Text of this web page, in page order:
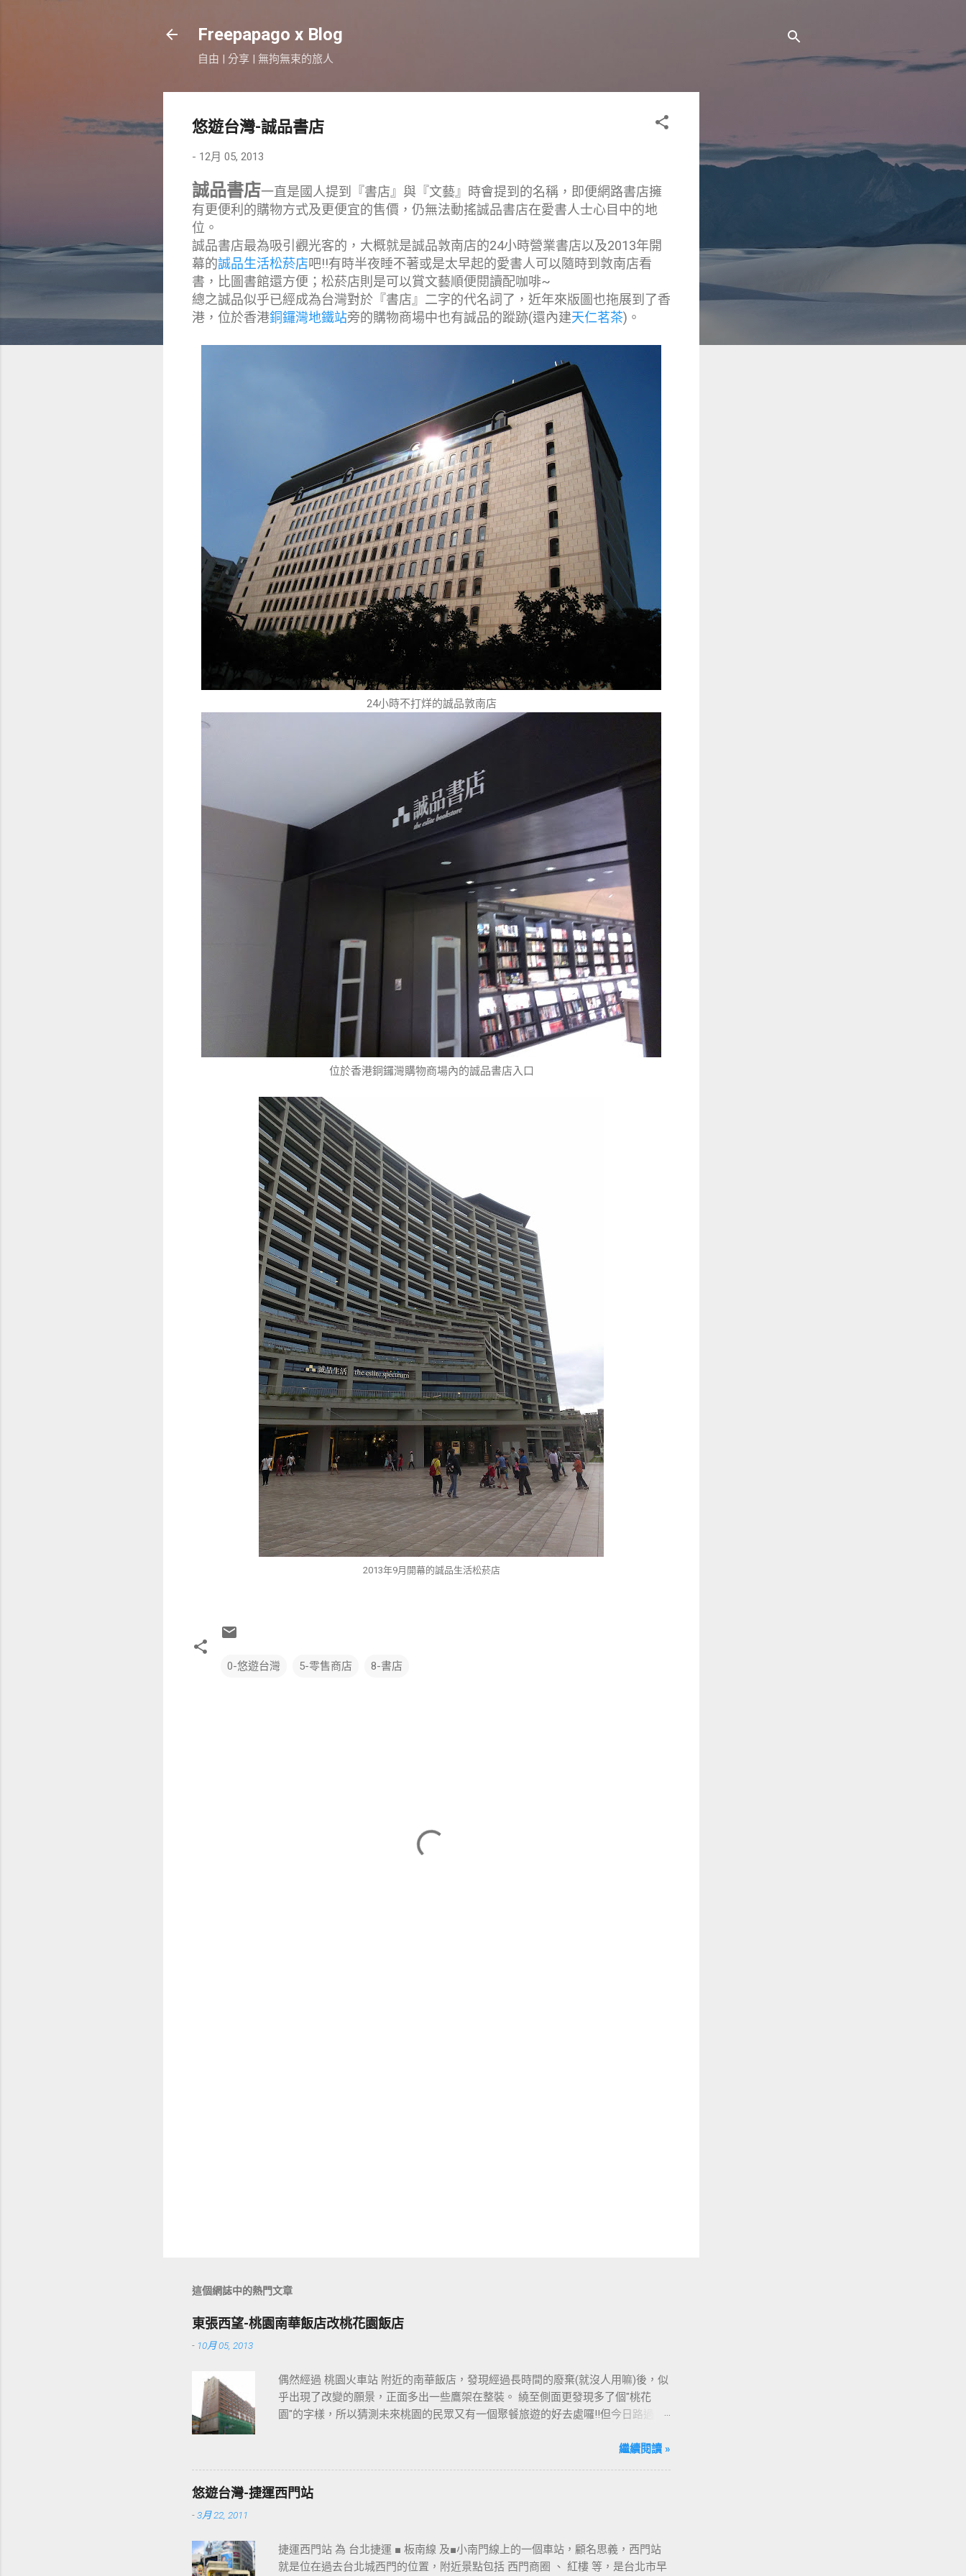
Freepapago x Blog
自由 | 分享 | 無拘無束的旅人
悠遊台灣-誠品書店
- 12月 05, 2013
誠品書店一直是國人提到『書店』與『文藝』時會提到的名稱，即便網路書店擁
有更便利的購物方式及更便宜的售價，仍無法動搖誠品書店在愛書人士心目中的地
位。
誠品書店最為吸引觀光客的，大概就是誠品敦南店的24小時營業書店以及2013年開
幕的誠品生活松菸店吧!!有時半夜睡不著或是太早起的愛書人可以隨時到敦南店看
書，比圖書館還方便；松菸店則是可以賞文藝順便閱讀配咖啡~
總之誠品似乎已經成為台灣對於『書店』二字的代名詞了，近年來版圖也拖展到了香
港，位於香港銅鑼灣地鐵站旁的購物商場中也有誠品的蹤跡(還內建天仁茗茶)。
24小時不打烊的誠品敦南店
位於香港銅鑼灣購物商場內的誠品書店入口
2013年9月開幕的誠品生活松菸店
0-悠遊台灣 5-零售商店 8-書店
這個網誌中的熱門文章
東張西望-桃園南華飯店改桃花園飯店
- 10月 05, 2013
偶然經過 桃園火車站 附近的南華飯店，發現經過長時間的廢棄(就沒人用嘛)後，似
乎出現了改變的願景，正面多出一些鷹架在整裝。 繞至側面更發現多了個"桃花
園"的字樣，所以猜測未來桃園的民眾又有一個聚餐旅遊的好去處囉!!但今日路過
繼續閱讀 »
悠遊台灣-捷運西門站
-3月 22, 2011
捷運西門站 為 台北捷運 ■ 板南線 及■小南門線上的一個車站，顧名思義，西門站
就是位在過去台北城西門的位置，附近景點包括 西門商圈 、 紅樓 等，是台北市早